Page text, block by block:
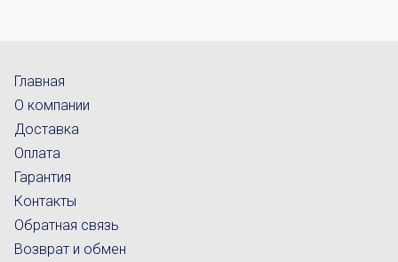
Главная
О компании
Доставка
Оплата
Гарантия
Контакты
Обратная связь
Возврат и обмен